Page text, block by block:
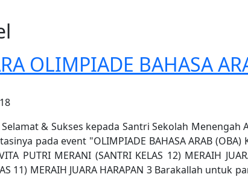
OLIMPIADE BAHASA
& Sukses kepada Santri Sekolah
pada event "OLIMPIADE BAHASA ARAB
PUTRI MERANI (SANTRI KELAS 12) MERAIH
11) MERAIH JUARA HARAPAN 3 Barakallah